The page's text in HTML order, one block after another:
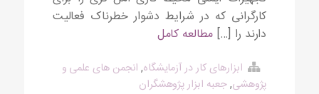
کارگرانی که در شرایط دشوار خطرناک فعالیت
دارند را […] مطالعه کامل
ابزارهای کار در آزمایشگاه, انجمن های علمی و
پژوهشی,جعبه ابزار پژوهشگران